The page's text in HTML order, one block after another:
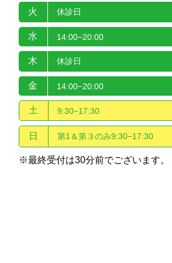
火 休診日
水 14:00−20:00
木 休診日
金 14:00−20:00
土 9:30−17:30
日 第1＆第３のみ9:30−17:30
※最終受付は30分前でございます。